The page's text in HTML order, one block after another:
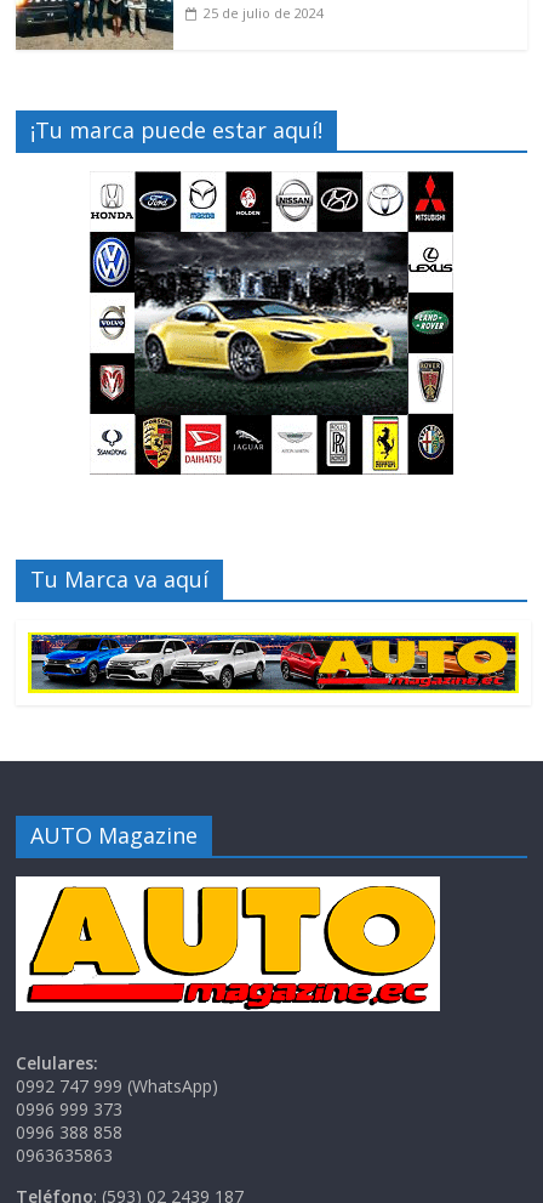
25 de julio de 2024
¡Tu marca puede estar aquí!
Tu Marca va aquí
AUTO Magazine
Celulares:
0992 747 999 (WhatsApp)
0996 999 373
0996 388 858
0963635863
Teléfono: (593) 02 2439 187